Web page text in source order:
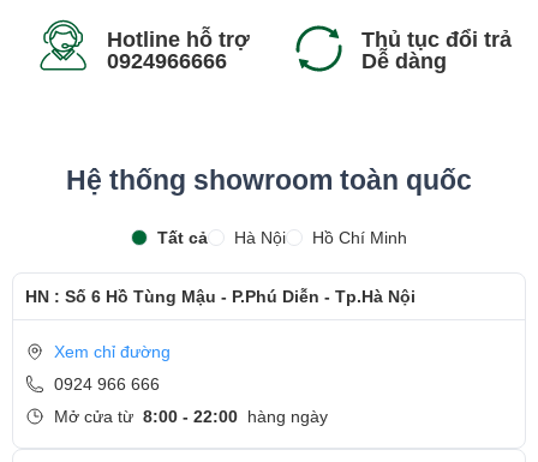
Hotline hỗ trợ
0924966666
Thủ tục đổi trả
Dễ dàng
Hệ thống showroom toàn quốc
Tất cả Hà Nội Hồ Chí Minh
HN : Số 6 Hồ Tùng Mậu - P.Phú Diễn - Tp.Hà Nội
Xem chỉ đường
0924 966 666
Mở cửa từ 8:00 - 22:00 hàng ngày